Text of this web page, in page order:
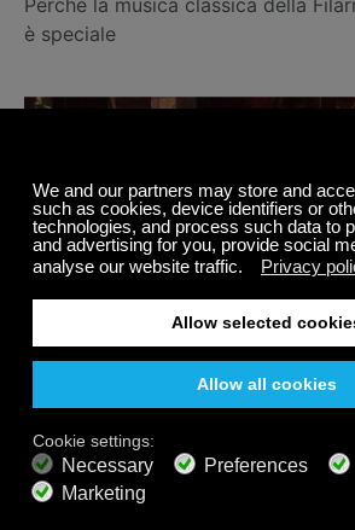
Perché la musica classica della
è speciale
Suona davvero come Real